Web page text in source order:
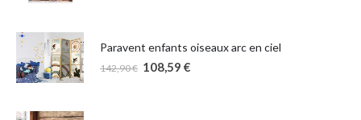
Paravent enfants oiseaux arc en ciel
142,90€ 108,59 €